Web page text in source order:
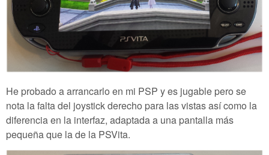
He probado a arrancarlo en mi PSP y es jugable pero se
nota la falta del joystick derecho para las vistas así como la
diferencia en la interfaz, adaptada a una pantalla más
pequeña que la de la PSVita.